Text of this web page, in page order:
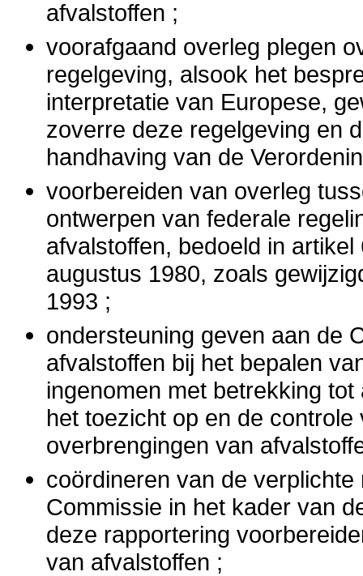
afvalstoffen ;
voorafgaand overleg plegen
regelgeving, alsook het
interpretatie van Europese,
zoverre deze regelgeving en
handhaving van de
voorbereiden van overleg
ontwerpen van federale
afvalstoffen, bedoeld in
augustus 1980, zoals
1993 ;
ondersteuning geven aan de
afvalstoffen bij het bepalen
ingenomen met betrekking
het toezicht op en de
overbrengingen van
coördineren van de
Commissie in het kader van
deze rapportering
van afvalstoffen ;